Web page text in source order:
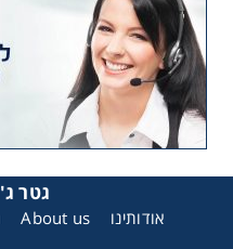
גטר
אודותינו About us
שרשראות